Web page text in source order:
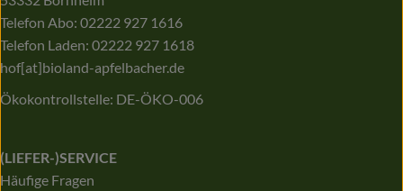
Telefon Abo: 02222 927 1616
Telefon Laden: 02222 927 1618
hof[at]bioland-apfelbacher.de
Ökokontrollstelle: DE-ÖKO-006
(LIEFER-)SERVICE
Häufige Fragen